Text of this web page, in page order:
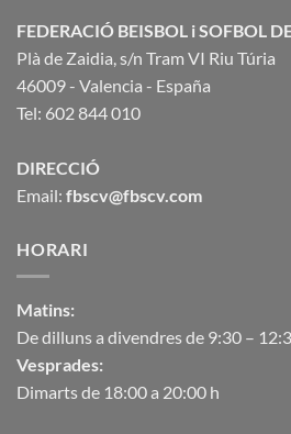
FEDERACIÓ BEISBOL i SOFBOL
Plà de Zaidia, s/n Tram VI Riu Túria
46009 - Valencia - España
Tel: 602 844 010
DIRECCIÓ
Email: fbscv@fbscv.com
HORARI
Matins:
De dilluns a divendres de 9:30 –
Vesprades:
Dimarts de 18:00 a 20:00 h